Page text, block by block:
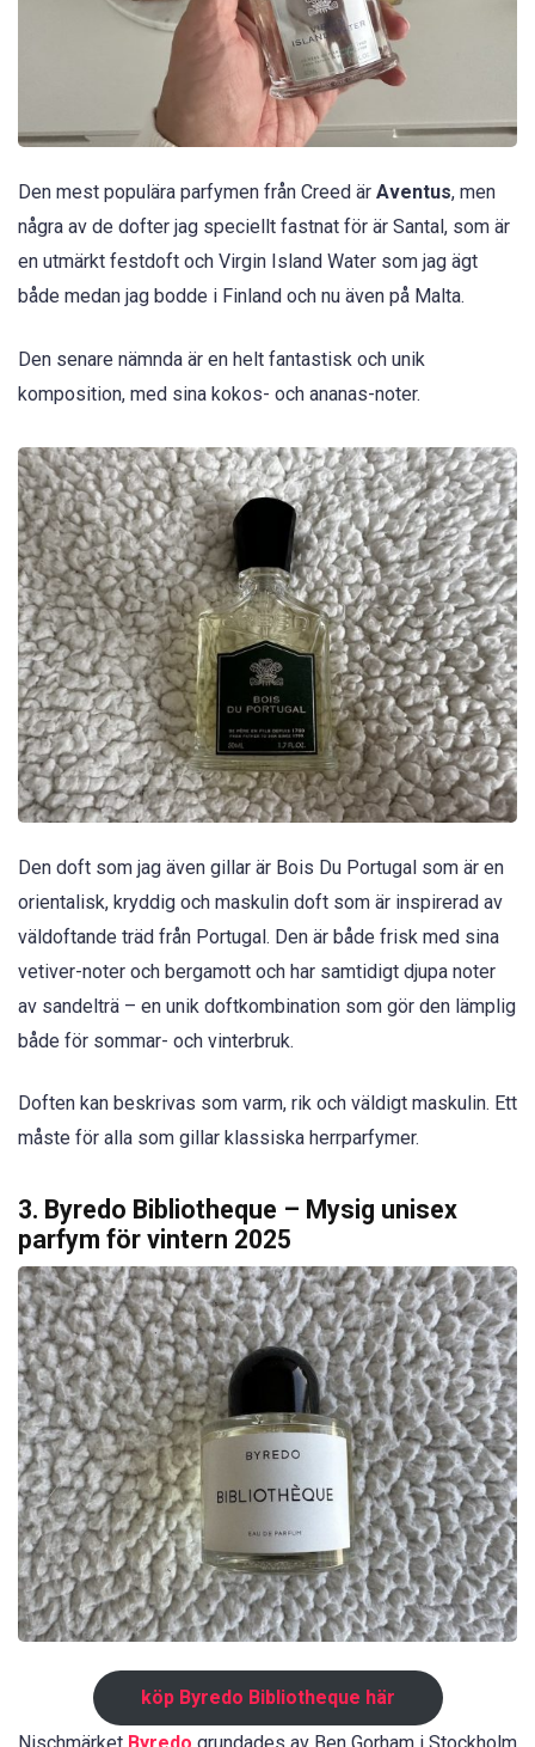
Den mest populära parfymen från Creed är Aventus, men
några av de dofter jag speciellt fastnat för är Santal, som är
en utmärkt festdoft och Virgin Island Water som jag ägt
både medan jag bodde i Finland och nu även på Malta.
Den senare nämnda är en helt fantastisk och unik
komposition, med sina kokos- och ananas-noter.
Den doft som jag även gillar är Bois Du Portugal som är en
orientalisk, kryddig och maskulin doft som är inspirerad av
väldoftande träd från Portugal. Den är både frisk med sina
vetiver-noter och bergamott och har samtidigt djupa noter
av sandelträ – en unik doftkombination som gör den lämplig
både för sommar- och vinterbruk.
Doften kan beskrivas som varm, rik och väldigt maskulin. Ett
måste för alla som gillar klassiska herrparfymer.
3. Byredo Bibliotheque – Mysig unisex
parfym för vintern 2025
köp Byredo Bibliotheque här
Nischmärket Byredo grundades av Ben Gorham i Stockholm